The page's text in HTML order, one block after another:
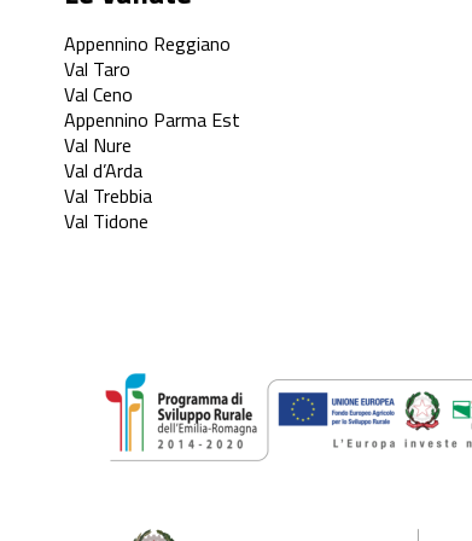
Appennino Reggiano
Val Taro
Val Ceno
Appennino Parma Est
Val Nure
Val d’Arda
Val Trebbia
Val Tidone